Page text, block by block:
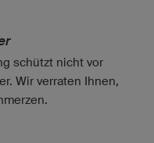
schützt nicht vor
Wir verraten Ihnen,